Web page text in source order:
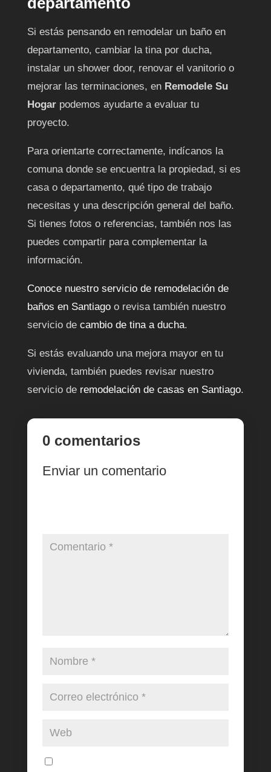
Si estás pensando en remodelar un baño en
departamento, cambiar la tina por ducha,
instalar un shower door, renovar el vanitorio o
mejorar las terminaciones, en Remodele Su
Hogarpodemos ayudarte a evaluar tu
proyecto.
Para orientarte correctamente, indícanos la
comuna donde se encuentra la propiedad, si es
casa o departamento, qué tipo de trabajo
necesitas y una descripción general del baño.
Si tienes fotos o referencias, también nos las
puedes compartir para complementar la
información.
Conoce nuestro servicio de remodelación de
baños en Santiagoo revisa también nuestro
servicio de cambio de tina a ducha.
Si estás evaluando una mejora mayor en tu
vivienda, también puedes revisar nuestro
servicio de remodelación de casas en Santiago.
0 comentarios
Enviar un comentario